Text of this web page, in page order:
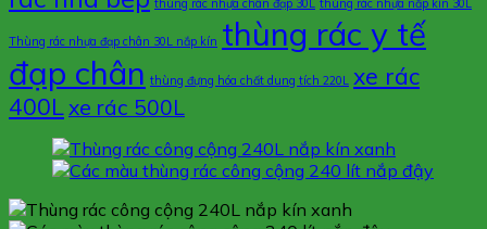
thùng rác nhựa chân đạp 30L thùng rác nhựa nắp kín 30L
Thùng rác nhựa đạp chân 30L nắp kín thùng rác y tế
đạp chân thùng đựng hóa chất dung tích 220L xe rác
400Lxe rác 500L